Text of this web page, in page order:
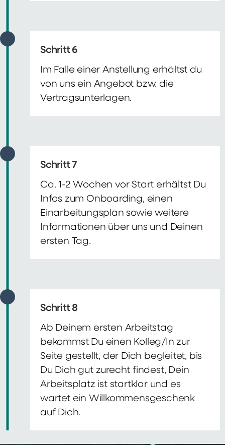
Schritt 6
Im Falle einer Anstellung erhältst du
von uns ein Angebot bzw. die
Vertragsunterlagen.
Schritt 7
Ca. 1-2 Wochen vor Start erhältst Du
Infos zum Onboarding, einen
Einarbeitungsplan sowie weitere
Informationen über uns und Deinen
ersten Tag.
Schritt 8
Ab Deinem ersten Arbeitstag
bekommst Du einen Kolleg/In zur
Seite gestellt, der Dich begleitet, bis
Du Dich gut zurecht findest, Dein
Arbeitsplatz ist startklar und es
wartet ein Willkommensgeschenk
auf Dich.